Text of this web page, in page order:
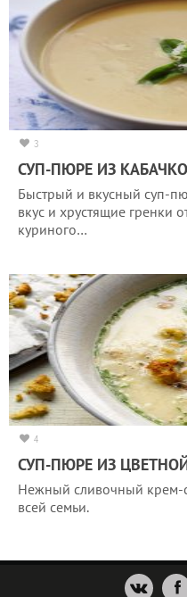
3
СУП-ПЮРЕ ИЗ
Быстрый и вкусный суп-
вкус и хрустящие гренки
куриного…
4
СУП-ПЮРЕ ИЗ
Нежный сливочный крем-
всей семьи.